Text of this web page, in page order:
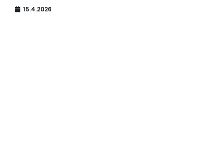
15.4.2026